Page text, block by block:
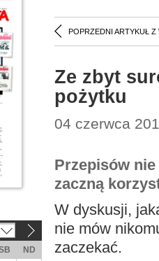
POPRZEDNI ARTYKUŁ Z
Ze zbyt
pożytku
04 czerwca
Przepisów
zaczną
W dyskusji,
nie mów
zaczekać.
ND